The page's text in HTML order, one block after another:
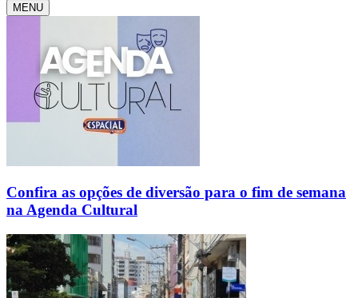
MENU
Confira as opções de diversão para o fim de semana
na Agenda Cultural